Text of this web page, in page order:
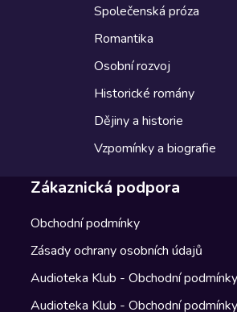
Společenská próza
Romantika
Osobní rozvoj
Historické romány
Dějiny a historie
Vzpomínky a biografie
Zákaznická podpora
Obchodní podmínky
Zásady ochrany osobních údajů
Audioteka Klub - Obchodní podmínky
Audioteka Klub - Obchodní podmínky